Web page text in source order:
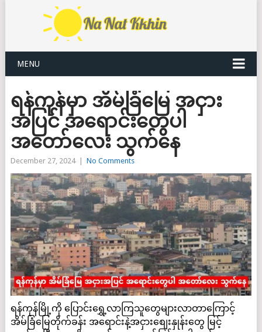
MENU
ရန်ကုန်မှာ အိမ်ခြံမြေ အငှား
အပြင် အရောင်းတွေပါ
အတော်လေး သွက်နေ
December 27, 2024 | No Comments
ရန်ကုန်မြို့ကို ပြောင်းရွှေ့လာကြသူတွေများလာတာကြောင့်
အိမ်ခြံမြေတိုက်ခန်း အရောင်းနဲ့အငှားစျေးနှုန်းတွေ မြင့်